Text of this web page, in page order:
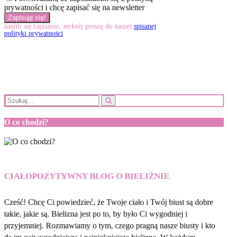
prywatności i chcę zapisać się na newsletter
zanim się zapiszesz, zerknij proszę do naszej spisanej
polityki prywatności
O co chodzi?
CIAŁOPOZYTYWNY BLOG O BIELIŹNIE
Cześć! Chcę Ci powiedzieć, że Twoje ciało i Twój biust są dobre
takie, jakie są. Bielizna jest po to, by było Ci wygodniej i
przyjemniej. Rozmawiamy o tym, czego pragną nasze biusty i kto